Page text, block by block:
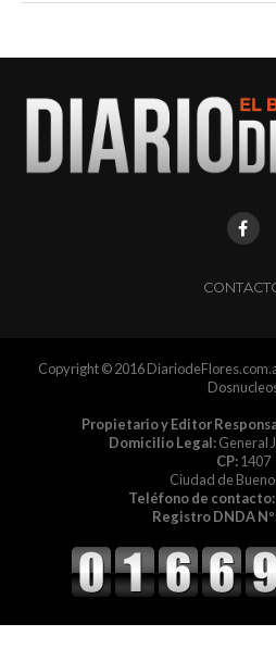
Copyright © 2016
Propietario y Editor
Domicilio Legal:General
CP:1407
Ciudad de
Teléfono de contacto:
Registro DNDA